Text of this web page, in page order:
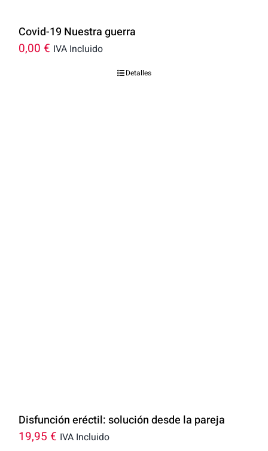
Covid-19 Nuestra guerra
0,00 € IVA Incluido
Detalles
Disfunción eréctil: solución desde la pareja
19,95 € IVA Incluido